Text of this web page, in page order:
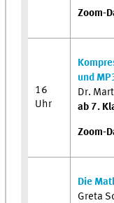
Zoom-
16
Uhr
und
Dr.
ab 7.
Zoom-
Die
Greta